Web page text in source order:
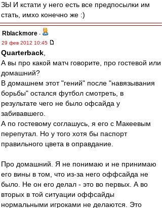
ЗЫ И кстати у него есть все предпосылки им
стать, имхо конечно же :)
Rblackmore -
29 фев 2012 10:45
Quarterback
А вы про какой матч говорите, про гостевой или
домашний?
В домашнем этот "гений" после "навязывания
борьбы" остался футбол смотреть, в
результате чего не было офсайда у
забивавшего.
А по гостевому соглашусь, я его с Макеевым
перепутал. Но у того хотя бы паспорт
правильного цвета в оправдание.
Про домашний. Я не понимаю и не принимаю
его вины в том, что из-за него оффсайда не
было. Не он его делал - это во первых. А во
вторых в той ситуации оффсайды
нормальными игроками не делаются. Это